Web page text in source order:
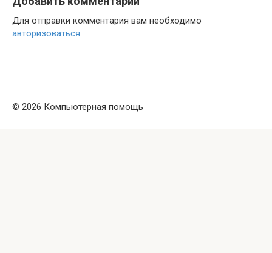
Для отправки комментария вам необходимо
авторизоваться.
© 2026 Компьютерная помощь